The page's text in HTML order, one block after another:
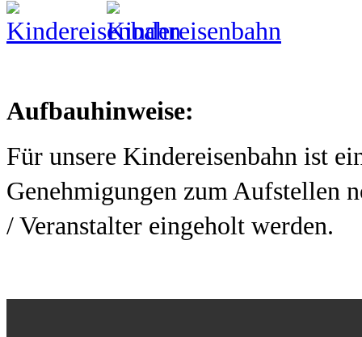
Aufbauhinweise:
Für unsere Kindereisenbahn ist
Genehmigungen zum Aufstellen
/ Veranstalter eingeholt werden.